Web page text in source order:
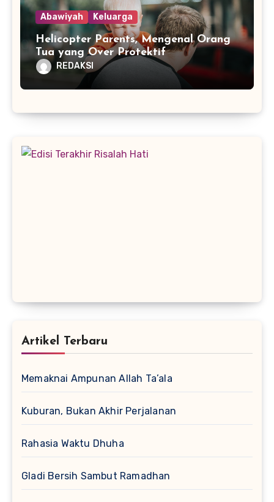
Abawiyah Keluarga
Helicopter Parents, Mengenal Orang
Tua yang Over Protektif
REDAKSI
Artikel Terbaru
Memaknai Ampunan Allah Ta’ala
Kuburan, Bukan Akhir Perjalanan
Rahasia Waktu Dhuha
Gladi Bersih Sambut Ramadhan